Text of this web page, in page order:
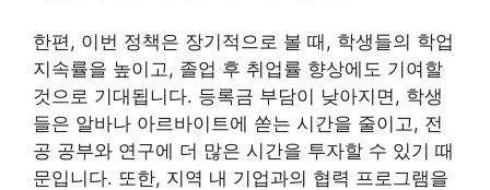
한편, 이번 정책은 장기적으로 볼 때, 학생들의 학업
지속률을 높이고, 졸업 후 취업률 향상에도 기여할
것으로 기대됩니다. 등록금 부담이 낮아지면, 학생
들은 알바나 아르바이트에 쏟는 시간을 줄이고, 전
공 공부와 연구에 더 많은 시간을 투자할 수 있기 때
문입니다. 또한, 지역 내 기업과의 협력 프로그램을